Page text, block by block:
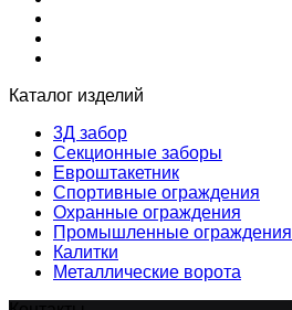
Каталог изделий
3Д забор
Секционные заборы
Евроштакетник
Спортивные ограждения
Охранные ограждения
Промышленные ограждения
Калитки
Металлические ворота